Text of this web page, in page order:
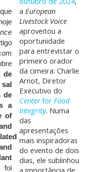
de
de
a
of
a European
Livestock Voice
aproveitou a
oportunidade
para entrevistar o
primeiro orador
da cimeira: Charlie
Arnot, Diretor
Executivo do
Centerfor Food
Integrity. Numa
das
apresentações
mais inspiradoras
do evento de dois
dias, ele sublinhou
a importância de